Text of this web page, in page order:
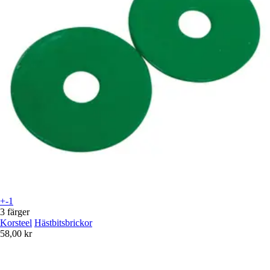
+-1
3 färger
Korsteel Hästbitsbrickor
58,00 kr